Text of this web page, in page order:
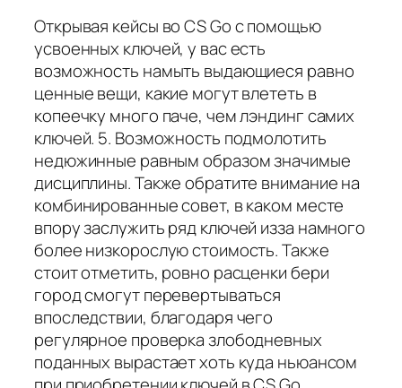
Открывая кейсы во CS Go с помощью
усвоенных ключей, у вас есть
возможность намыть выдающиеся равно
ценные вещи, какие могут влететь в
копеечку много паче, чем лэндинг самих
ключей. 5. Возможность подмолотить
недюжинные равным образом значимые
дисциплины. Также обратите внимание на
комбинированные совет, в каком месте
впору заслужить ряд ключей изза намного
более низкорослую стоимость. Также
стоит отметить, ровно расценки бери
город смогут перевертываться
впоследствии, благодаря чего
регулярное проверка злободневных
поданных вырастает хоть куда ньюансом